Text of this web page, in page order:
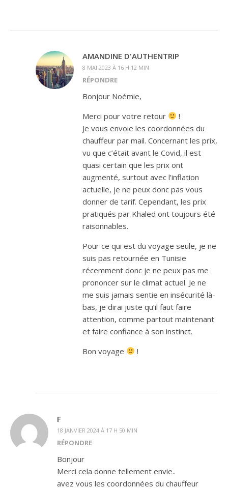
AMANDINE D'AUTHENTRIP
8 MAI 2023 À 16 H 12 MIN
RÉPONDRE
Bonjour Noémie,
Merci pour votre retour
!
Je vous envoie les coordonnées du
chauffeur par mail. Concernant les prix,
vu que c’était avant le Covid, il est
quasi certain que les prix ont
augmenté, surtout avec l’inflation
actuelle, je ne peux donc pas vous
donner de tarif. Cependant, les prix
pratiqués par Khaled ont toujours été
raisonnables.
Pour ce qui est du voyage seule, je ne
suis pas retournée en Tunisie
récemment donc je ne peux pas me
prononcer sur le climat actuel. Je ne
me suis jamais sentie en insécurité là-
bas, je dirai juste qu’il faut faire
attention, comme partout maintenant
et faire confiance à son instinct.
Bon voyage
!
F
18 JANVIER 2024 À 17 H 50 MIN
RÉPONDRE
Bonjour
Merci cela donne tellement envie..
avez vous les coordonnées du chauffeur